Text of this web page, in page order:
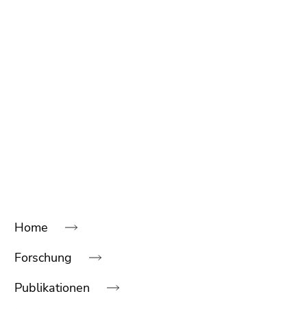
Beginn
Seitenbereichs:
Unternavigation:
Home
Forschung
Publikationen